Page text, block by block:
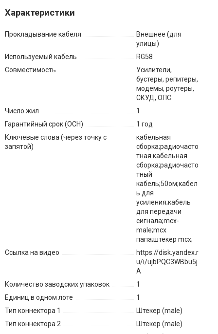
Характеристики
Прокладывание кабеля
Внешнее (для
улицы)
Используемый кабель
RG58
Совместимость
Усилители,
бустеры, репитеры,
модемы, роутеры,
СКУД, ОПС
Число жил
1
Гарантийный срок (ОСН)
1 год
Ключевые слова (через точку с
запятой)
кабельная
сборка;радиочасто
тная кабельная
сборка;радиочасто
тный
кабель;50ом;кабел
ь для
усиления;кабель
для передачи
сигнала;mcx-
male;mcx
папа;штекер mcx;
Ссылка на видео
https://disk.yandex.r
u/i/ujbPQC3WBbu5j
A
Количество заводских упаковок
1
Единиц в одном лоте
1
Тип коннектора 1
Штекер (male)
Тип коннектора 2
Штекер (male)